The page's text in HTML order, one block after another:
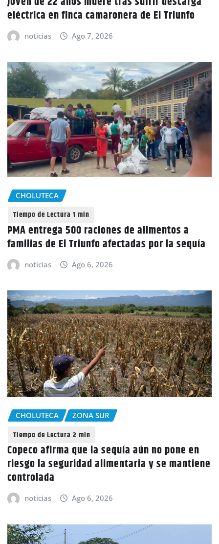
eléctrica en finca camaronera de El Triunfo
noticias Ago 7, 2026
CHOLUTECA
PMA entrega 500 raciones de alimentos a
familias de El Triunfo afectadas por la sequía
noticias Ago 6, 2026
CHOLUTECA ZONA SUR
Copeco afirma que la sequía aún no pone en
riesgo la seguridad alimentaria y se mantiene
controlada
noticias Ago 6, 2026